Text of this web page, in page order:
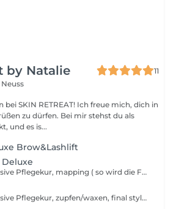
by Natalie
11
Neuss
Ich freue mich, dich in
zu dürfen. Bei mir stehst du als
und es is...
Brow&Lashlift
reinigen, liften, intensive Pflegekur, mapping ( so wird die Form bestimmt ), färben ( mit leichtem skintint), zupfen/waxen, final stylen und Pflegebooster
reinigen, liften, intensive Pflegekur, zupfen/waxen, final stylen &amp; Keratinbooster